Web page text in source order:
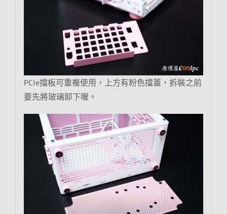
PCIe擋板可重複使用，上方有粉色擋蓋，拆裝之前
要先將玻璃卸下喔。